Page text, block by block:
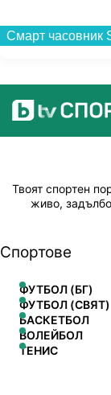
Твоят спортен
живо,
Спортове
ФУТБОЛ (БГ)
ФУТБОЛ (СВЯТ)
БАСКЕТБОЛ
ВОЛЕЙБОЛ
ТЕНИС